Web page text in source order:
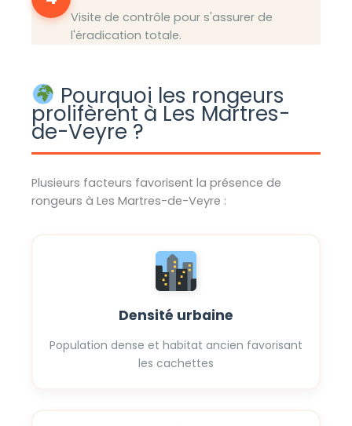
Visite de contrôle pour s'assurer de
l'éradication totale.
Pourquoi les rongeurs
prolifèrent à Les Martres-
de-Veyre ?
Plusieurs facteurs favorisent la présence de
rongeurs à Les Martres-de-Veyre :
Densité urbaine
Population dense et habitat ancien favorisant
les cachettes